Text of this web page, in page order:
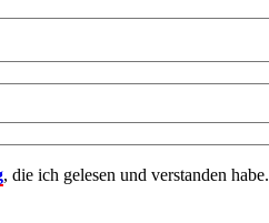
, die ich gelesen und verstanden habe.